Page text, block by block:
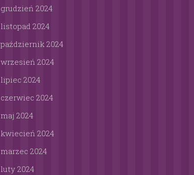
grudzień 2024
listopad 2024
październik 2024
wrzesień 2024
lipiec 2024
czerwiec 2024
maj 2024
kwiecień 2024
marzec 2024
luty 2024